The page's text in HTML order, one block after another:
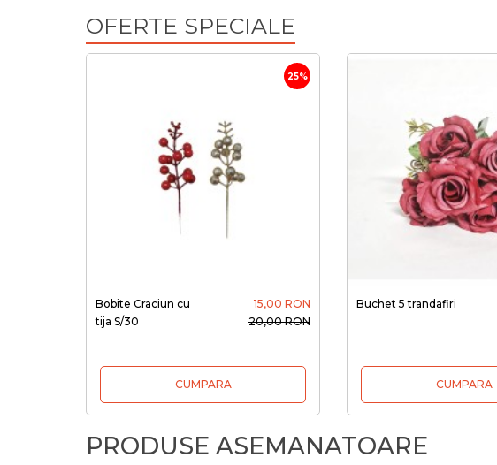
OFERTE SPECIALE
25%
Bobite Craciun cu
tija S/30
15,00 RON
20,00 RON
CUMPARA
Buchet 5 trandafiri
CUMPARA
PRODUSE ASEMANATOARE